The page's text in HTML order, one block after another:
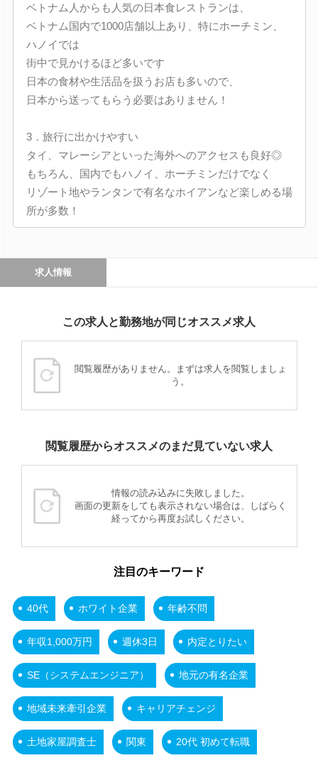
ベトナム人からも人気の日本食レストランは、
ベトナム国内で1000店舗以上あり、特にホーチミン、
ハノイでは
街中で見かけるほど多いです
日本の食材や生活品を扱うお店も多いので、
日本から送ってもらう必要はありません！
3．旅行に出かけやすい
タイ、マレーシアといった海外へのアクセスも良好◎
もちろん、国内でもハノイ、ホーチミンだけでなく
リゾート地やランタンで有名なホイアンなど楽しめる場
所が多数！
求人情報
この求人と勤務地が同じオススメ求人
閲覧履歴がありません。まずは求人を閲覧しましょ
う。
閲覧履歴からオススメのまだ見ていない求人
情報の読み込みに失敗しました。
画面の更新をしても表示されない場合は、しばらく
経ってから再度お試しください。
注目のキーワード
40代 ホワイト企業 年齢不問
年収1,000万円 週休3日 内定とりたい
SE（システムエンジニア） 地元の有名企業
地域未来牽引企業 キャリアチェンジ
土地家屋調査士 関東 20代 初めて転職